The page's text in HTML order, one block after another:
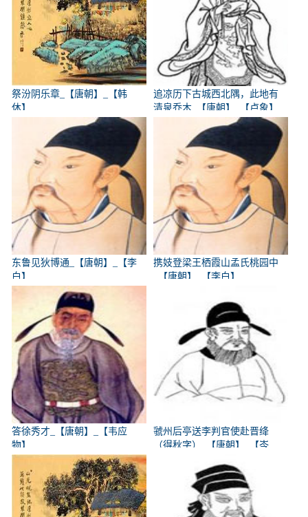
祭汾阴乐章_【唐朝】_【韩
休】
追凉历下古城西北隅，此地有
清泉乔木_【唐朝】_【卢象】
东鲁见狄博通_【唐朝】_【李
白】
携妓登梁王栖霞山孟氏桃园中
_【唐朝】_【李白】
答徐秀才_【唐朝】_【韦应
物】
虢州后亭送李判官使赴晋绛
（得秋字）_【唐朝】_【岑